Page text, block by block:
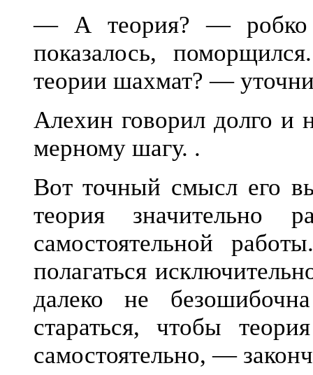
— А теория? — робко
показалось,
теории шахмат? —
Алехин говорил долго и
мерному шагу. .
Вот точный смысл его
теория значительно
самостоятельной
полагаться
далеко не
стараться, чтобы
самостоятельно, —